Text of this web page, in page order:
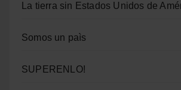
La tierra sin Estados Unidos de
Somos un paìs
SUPERENLO!